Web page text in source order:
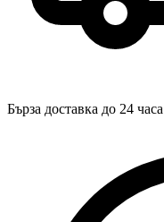
Бърза доставка до 24 часа